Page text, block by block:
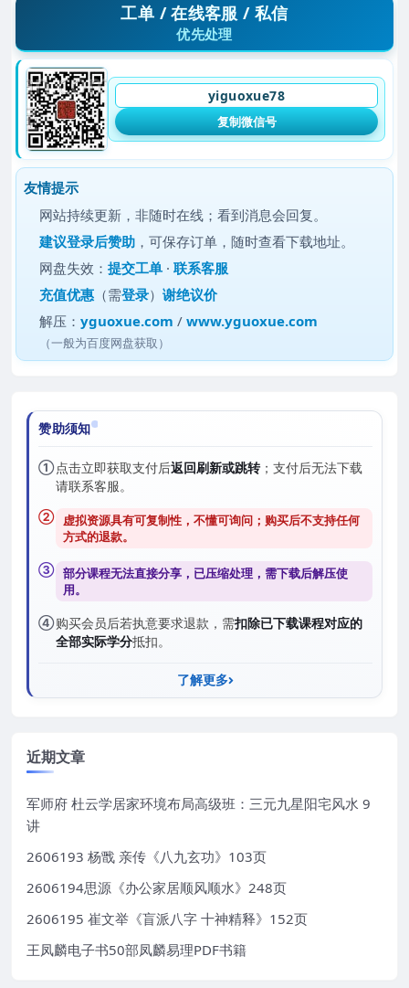
工单 / 在线客服 / 私信
优先处理
yiguoxue78
复制微信号
友情提示
网站持续更新，非随时在线；看到消息会回复。
建议登录后赞助 ，可保存订单，随时查看下载地址。
网盘失效：提交工单 ·联系客服
充值优惠 （需登录）谢绝议价
解压：yguoxue.com /www.yguoxue.com
（一般为百度网盘获取）
赞助须知
①点击立即获取支付后返回刷新或跳转；支付后无法下载
请联系客服。
② 虚拟资源具有可复制性，不懂可询问；购买后不支持任何
方式的退款。
③ 部分课程无法直接分享，已压缩处理，需下载后解压使
用。
④购买会员后若执意要求退款，需扣除已下载课程对应的
全部实际学分抵扣。
了解更多
近期文章
军师府 杜云学居家环境布局高级班：三元九星阳宅风水 9
讲
2606193 杨戬 亲传《八九玄功》103页
2606194思源《办公家居顺风顺水》248页
2606195 崔文举《盲派八字 十神精释》152页
王凤麟电子书50部凤麟易理PDF书籍